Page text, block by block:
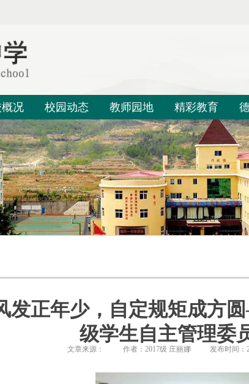
况 校园动态 教师园地 精彩教育
发正年少，自定规矩成方
级学生自主管理委
文章来源： 作者：2017级 庄丽娜 发布时间：